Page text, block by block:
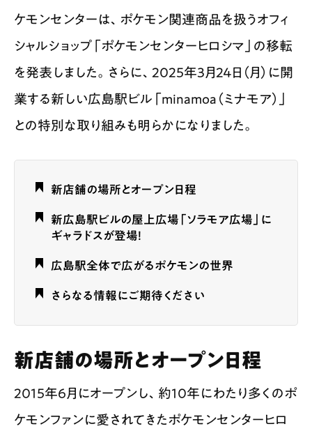
ケモンセンターは、ポケモン関連商品を扱うオフィ
シャルショップ「ポケモンセンターヒロシマ」の移転
を発表しました。さらに、2025年3月24日（月）に開
業する新しい広島駅ビル「minamoa（ミナモア）」
との特別な取り組みも明らかになりました。
新店舗の場所とオープン日程
新広島駅ビルの屋上広場「ソラモア広場」に
ギャラドスが登場！
広島駅全体で広がるポケモンの世界
さらなる情報にご期待ください
新店舗の場所とオープン日程
2015年6月にオープンし、約10年にわたり多くのポ
ケモンファンに愛されてきたポケモンセンターヒロ